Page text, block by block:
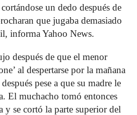
un dedo después de
que jugaba demasiado
informa Yahoo News.
después de que el menor
al despertarse por la mañana
pese a que su madre le
El muchacho tomó entonces
y se cortó la parte superior del